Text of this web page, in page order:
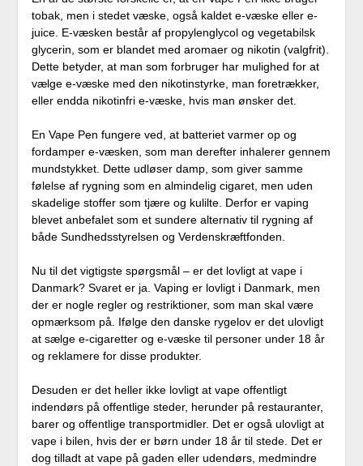
tobak, men i stedet væske, også kaldet e-væske eller e-
juice. E-væsken består af propylenglycol og vegetabilsk
glycerin, som er blandet med aromaer og nikotin (valgfrit).
Dette betyder, at man som forbruger har mulighed for at
vælge e-væske med den nikotinstyrke, man foretrækker,
eller endda nikotinfri e-væske, hvis man ønsker det.
En Vape Pen fungere ved, at batteriet varmer op og
fordamper e-væsken, som man derefter inhalerer gennem
mundstykket. Dette udløser damp, som giver samme
følelse af rygning som en almindelig cigaret, men uden
skadelige stoffer som tjære og kulilte. Derfor er vaping
blevet anbefalet som et sundere alternativ til rygning af
både Sundhedsstyrelsen og Verdenskræftfonden.
Nu til det vigtigste spørgsmål – er det lovligt at vape i
Danmark? Svaret er ja. Vaping er lovligt i Danmark, men
der er nogle regler og restriktioner, som man skal være
opmærksom på. Ifølge den danske rygelov er det ulovligt
at sælge e-cigaretter og e-væske til personer under 18 år
og reklamere for disse produkter.
Desuden er det heller ikke lovligt at vape offentligt
indendørs på offentlige steder, herunder på restauranter,
barer og offentlige transportmidler. Det er også ulovligt at
vape i bilen, hvis der er børn under 18 år til stede. Det er
dog tilladt at vape på gaden eller udendørs, medmindre